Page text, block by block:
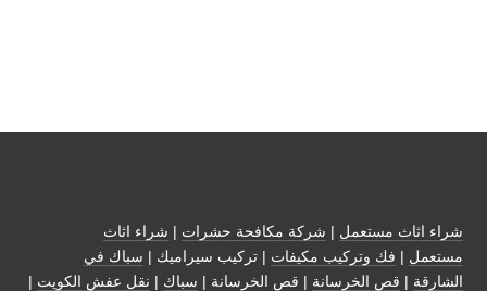
شراء اثاث مستعمل | شركة مكافحة حشرات | شراء اثاث
مستعمل | فك وتركيب مكيفات | تركيب سيراميك | سباك في
الشارقة | قص الخرسانة | قص الخرسانة | سباك | نقل عفش الكويت |